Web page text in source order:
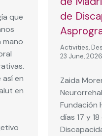
que
mano
en
en
de
Activities,
23 June, 2026
Zaida
Fundación
días 17 y